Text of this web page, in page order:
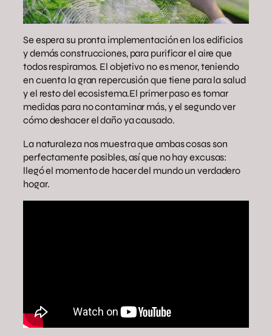
Se espera su pronta implementación en los edificios
y demás construcciones, para purificar el aire que
todos respiramos. El objetivo no es menor, teniendo
en cuenta la gran repercusión que tiene para la salud
y el resto del ecosistema.El primer paso es tomar
medidas para no contaminar más, y el segundo ver
cómo deshacer el daño ya causado.
La naturaleza nos muestra que ambas cosas son
perfectamente posibles, así que no hay excusas:
llegó el momento de hacer del mundo un verdadero
hogar.